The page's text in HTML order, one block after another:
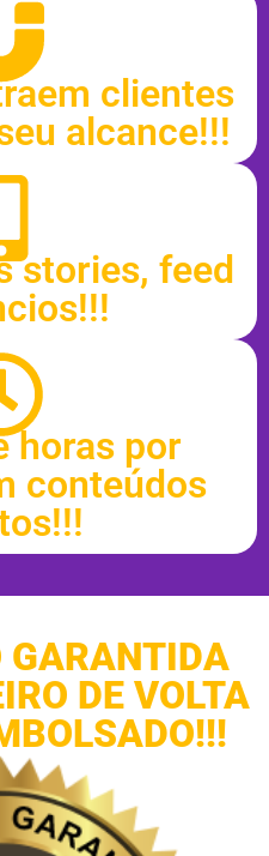
clientes
alcance!!!
stories, feed
horas por
conteúdos
GARANTIDA
DE VOLTA